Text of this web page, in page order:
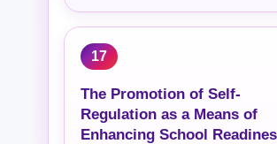
17
The Promotion of Self-
Regulation as a Means of
Enhancing School